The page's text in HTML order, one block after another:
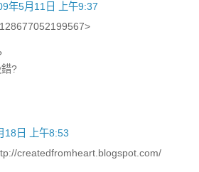
年5月11日 上午9:37
?
18日 上午8:53
createdfromheart.blogspot.com/